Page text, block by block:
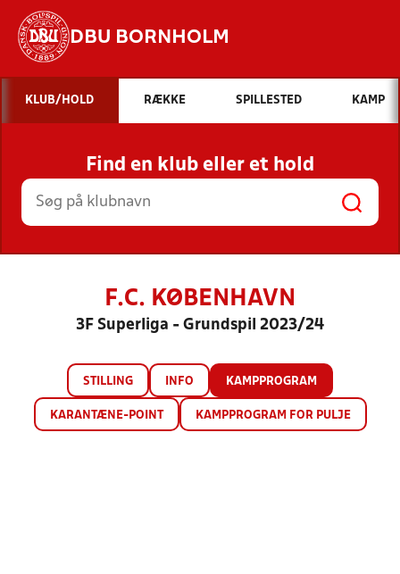
DBU BORNHOLM
Hvad vil du søge efter?
INDHOLD OG NYHEDER
STILLINGER, RESULTATER, KLUBBER OG
HOLD
KLUB/HOLD RÆKKE SPILLESTED KAMP
Find en klub eller et hold
F.C. KØBENHAVN
3F Superliga - Grundspil 2023/24
STILLING INFO KAMPPROGRAM
KARANTÆNE-POINT KAMPPROGRAM FOR PULJE